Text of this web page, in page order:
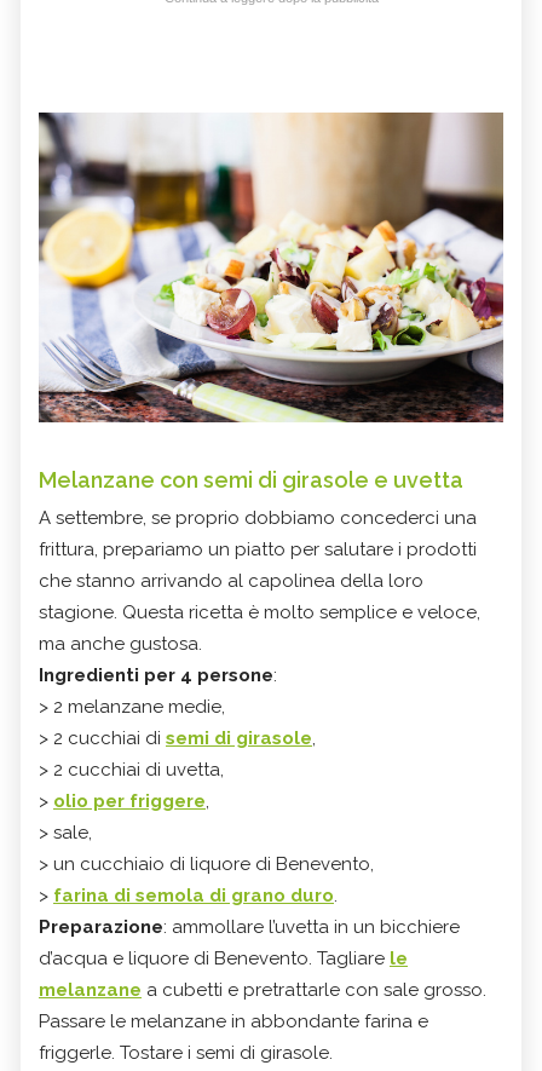
Melanzane con semi di girasole e uvetta
A settembre, se proprio dobbiamo concederci una
frittura, prepariamo un piatto per salutare i prodotti
che stanno arrivando al capolinea della loro
stagione. Questa ricetta è molto semplice e veloce,
ma anche gustosa.
Ingredienti per 4 persone:
> 2 melanzane medie,
> 2 cucchiai di semi di girasole,
> 2 cucchiai di uvetta,
> olio per friggere,
> sale,
> un cucchiaio di liquore di Benevento,
> farina di semola di grano duro.
Preparazione: ammollare l’uvetta in un bicchiere
d’acqua e liquore di Benevento. Tagliare le
melanzane a cubetti e pretrattarle con sale grosso.
Passare le melanzane in abbondante farina e
friggerle. Tostare i semi di girasole.